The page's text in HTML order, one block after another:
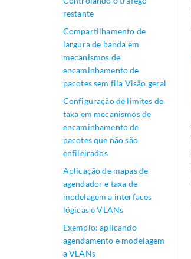
restante
Compartilhamento de
largura de banda em
mecanismos de
encaminhamento de
pacotes sem fila Visão geral
Configuração de limites de
taxa em mecanismos de
encaminhamento de
pacotes que não são
enfileirados
Aplicação de mapas de
agendador e taxa de
modelagem a interfaces
lógicas e VLANs
Exemplo: aplicando
agendamento e modelagem
a VLANs